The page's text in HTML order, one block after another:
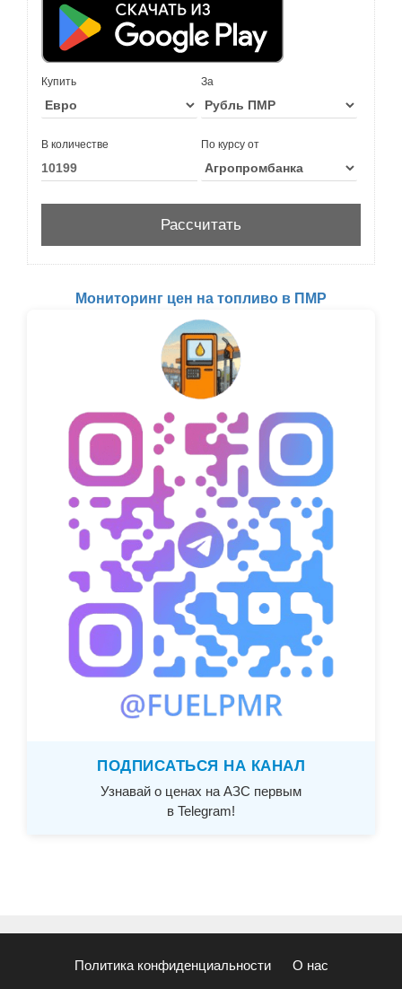
Купить За
В количестве По курсу от
Мониторинг цен на топливо в ПМР
ПОДПИСАТЬСЯ НА КАНАЛ
Узнавай о ценах на АЗС первым
в Telegram!
Политика конфиденциальности О нас